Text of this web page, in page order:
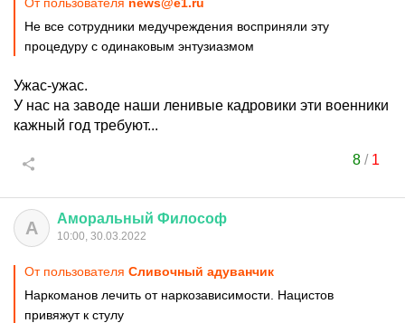
Не все сотрудники медучреждения восприняли эту
процедуру с одинаковым энтузиазмом
Ужас-ужас.
У нас на заводе наши ленивые кадровики эти военники
кажный год требуют...
8/ 1
А Аморальный Философ
10:00, 30.03.2022
От пользователя Сливочный адуванчик
Наркоманов лечить от наркозависимости. Нацистов
привяжут к стулу